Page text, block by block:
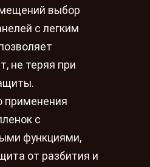
выбор
с легким
не теряя при
применения
с
функциями,
от разбития и